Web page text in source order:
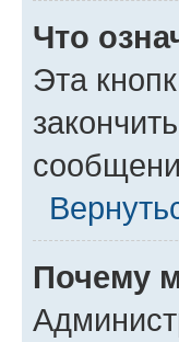
Что
Эта
Почему